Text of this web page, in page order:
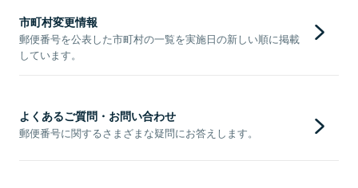
市町村変更情報
郵便番号を公表した市町村の一覧を実施日の新しい順に掲載
しています。
よくあるご質問・お問い合わせ
郵便番号に関するさまざまな疑問にお答えします。